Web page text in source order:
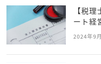
【税
ート経
2024年9